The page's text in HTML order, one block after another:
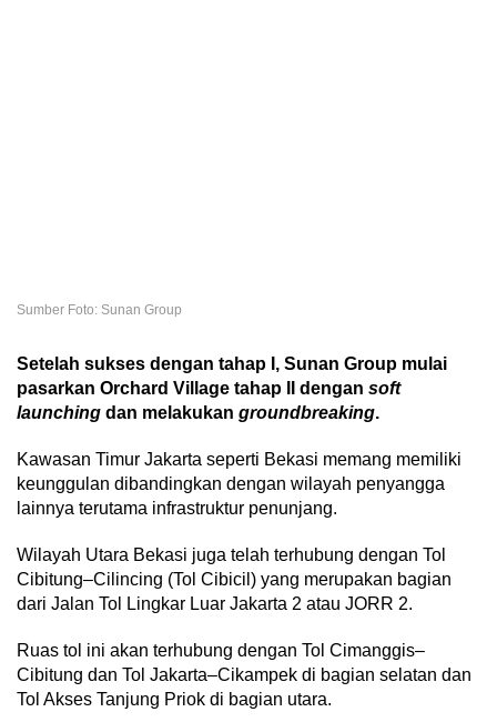
Sumber Foto: Sunan Group
Setelah sukses dengan tahap I, Sunan Group mulai
pasarkan Orchard Village tahap II dengan soft
launching dan melakukan groundbreaking.
Kawasan Timur Jakarta seperti Bekasi memang memiliki
keunggulan dibandingkan dengan wilayah penyangga
lainnya terutama infrastruktur penunjang.
Wilayah Utara Bekasi juga telah terhubung dengan Tol
Cibitung–Cilincing (Tol Cibicil) yang merupakan bagian
dari Jalan Tol Lingkar Luar Jakarta 2 atau JORR 2.
Ruas tol ini akan terhubung dengan Tol Cimanggis–
Cibitung dan Tol Jakarta–Cikampek di bagian selatan dan
Tol Akses Tanjung Priok di bagian utara.